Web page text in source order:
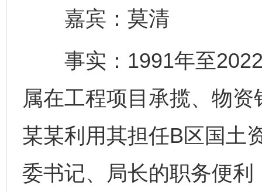
嘉宾：莫清
事实：1991年至2022
属在工程项目承揽、物
某某利用其担任B区国土
委书记、局长的职务便